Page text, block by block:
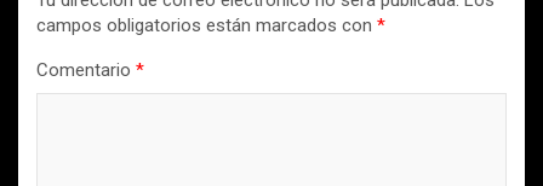
campos obligatorios están marcados con *
Comentario *